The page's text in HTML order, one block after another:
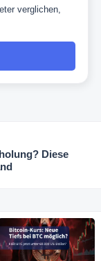
verglichen,
Diese